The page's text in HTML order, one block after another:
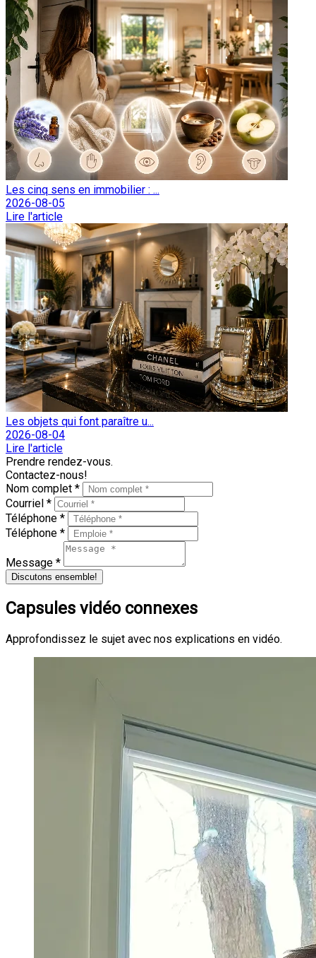
Les cinq sens en immobilier : ...
2026-08-05
Lire l'article
Les objets qui font paraître u...
2026-08-04
Lire l'article
Prendre rendez-vous.
Contactez-nous!
Nom complet *
Courriel *
Téléphone *
Téléphone *
Message *
Discutons ensemble!
Capsules vidéo connexes
Approfondissez le sujet avec nos explications en vidéo.